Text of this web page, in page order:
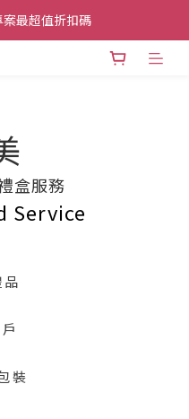
$200折價卷👈
最超值折扣碼
盒服務
Service
品
裝